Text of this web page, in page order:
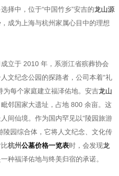
择中，位于“中国竹乡”安吉的龙山源
成为上海与杭州家属心目中的理想
立于 2010 年，系浙江省殡葬协会
文纪念公园的探路者，公司本着“礼
为每个家庭建立福泽佑地。安吉龙山
邻国家大遗址，占地 800 余亩。这
间仙境。作为国内罕见以“陵园旅游
陵园综合体，它将人文纪念、文化传
杭州公墓价格一览表时，会发现龙
种福泽佑地与终美归宿的承诺。